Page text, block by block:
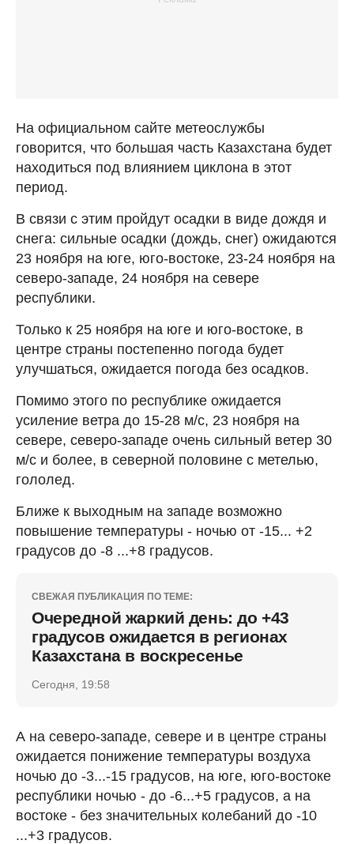
На официальном сайте метеослужбы
говорится, что большая часть Казахстана будет
находиться под влиянием циклона в этот
период.
В связи с этим пройдут осадки в виде дождя и
снега: сильные осадки (дождь, снег) ожидаются
23 ноября на юге, юго-востоке, 23-24 ноября на
северо-западе, 24 ноября на севере
республики.
Только к 25 ноября на юге и юго-востоке, в
центре страны постепенно погода будет
улучшаться, ожидается погода без осадков.
Помимо этого по республике ожидается
усиление ветра до 15-28 м/с, 23 ноября на
севере, северо-западе очень сильный ветер 30
м/с и более, в северной половине с метелью,
гололед.
Ближе к выходным на западе возможно
повышение температуры - ночью от -15... +2
градусов до -8 ...+8 градусов.
СВЕЖАЯ ПУБЛИКАЦИЯ ПО ТЕМЕ:
Очередной жаркий день: до +43
градусов ожидается в регионах
Казахстана в воскресенье
Сегодня, 19:58
А на северо-западе, севере и в центре страны
ожидается понижение температуры воздуха
ночью до -3...-15 градусов, на юге, юго-востоке
республики ночью - до -6...+5 градусов, а на
востоке - без значительных колебаний до -10
...+3 градусов.